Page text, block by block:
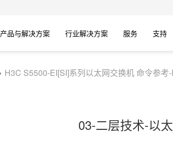
产品与解决方案 行业解决方案 服务 支持
H3C S5500-EI[SI]系列以太网交换机 命令参
03-二层技术-以